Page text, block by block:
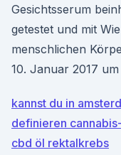
Gesichtsserum
getestet und mit
menschlichen
10. Januar 2017 um
kannst du in
definieren
cbd öl rektalkrebs